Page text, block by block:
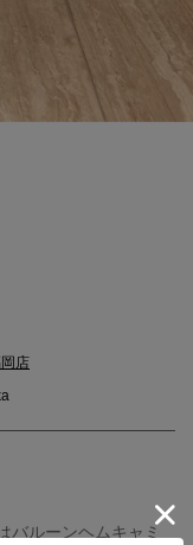
店
ルーンヘムキャミ